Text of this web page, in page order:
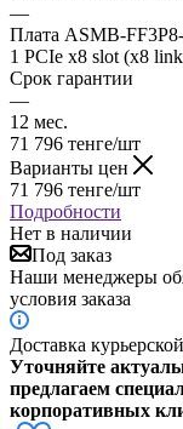
—
Плата ASMB-
1 PCIe x8 slot (x8
Срок гарантии
—
12 мес.
71 796 тенге/шт
Варианты цен
71 796 тенге/шт
Подробности
Нет в наличии
Под заказ
Наши менеджеры
условия заказа
Доставка
Уточняйте
предлагаем
корпоративных